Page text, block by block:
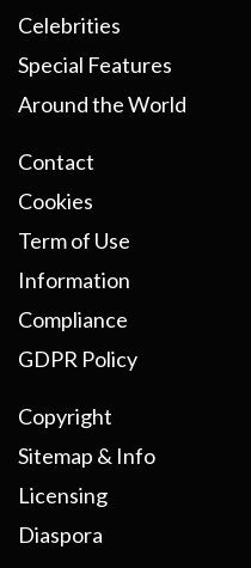
Celebrities
Special Features
Around the World
Contact
Cookies
Term of Use
Information
Compliance
GDPR Policy
Copyright
Sitemap & Info
Licensing
Diaspora